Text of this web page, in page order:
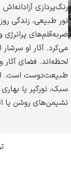
رنگ‌پردازی
نور طبیعی، زندگی
ضربه‌قلم‌های
می‌کرد. آثار او
لحظه‌اند. فضای آثار
طبیعت‌دوست است.
سبک، نورگیر یا
نشیمن‌های روشن یا